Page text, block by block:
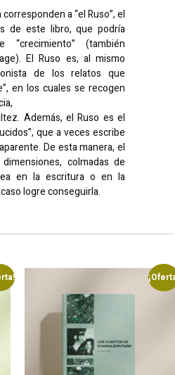
a “el Ruso”, el
de este libro, que podría
“crecimiento” (también
El Ruso es, al mismo
de los relatos que
en los cuales se recogen
Además, el Ruso es el
que a veces escribe
De esta manera, el
colmadas de
en la escritura o en la
logre conseguirla.